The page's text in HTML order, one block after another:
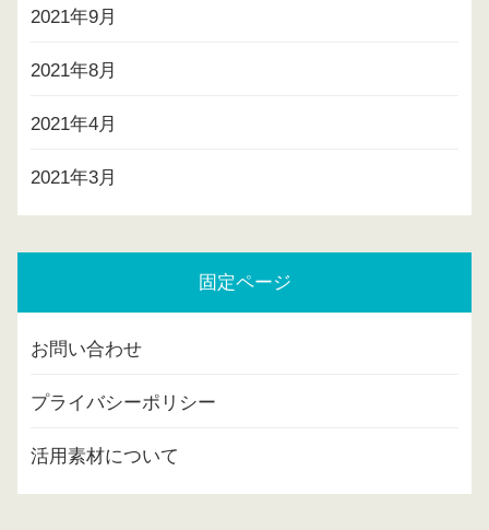
2021年9月
2021年8月
2021年4月
2021年3月
固定ページ
お問い合わせ
プライバシーポリシー
活用素材について